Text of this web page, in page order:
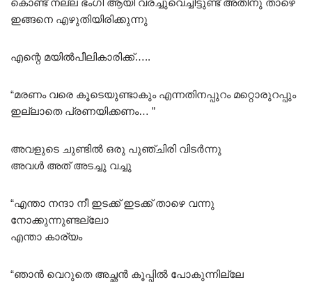
കൊണ്ട് നല്ല ഭംഗി ആയി വരച്ചുവെച്ചിട്ടുണ്ട് അതിനു താഴെ
ഇങ്ങനെ എഴുതിയിരിക്കുന്നു
എന്റെ മയിൽപീലികാരിക്ക്…..
“മരണം വരെ കൂടെയുണ്ടാകും എന്നതിനപ്പുറം മറ്റൊരുറപ്പും
ഇല്ലാതെ പ്രണയിക്കണം… ”
അവളുടെ ചുണ്ടിൽ ഒരു പുഞ്ചിരി വിടർന്നു
അവൾ അത് അടച്ചു വച്ചു
“എന്താ നന്ദാ നീ ഇടക്ക് ഇടക്ക് താഴെ വന്നു
നോക്കുന്നുണ്ടല്ലോ
എന്താ കാര്യം
“ഞാൻ വെറുതെ അച്ഛൻ കൂപ്പിൽ പോകുന്നില്ലേ